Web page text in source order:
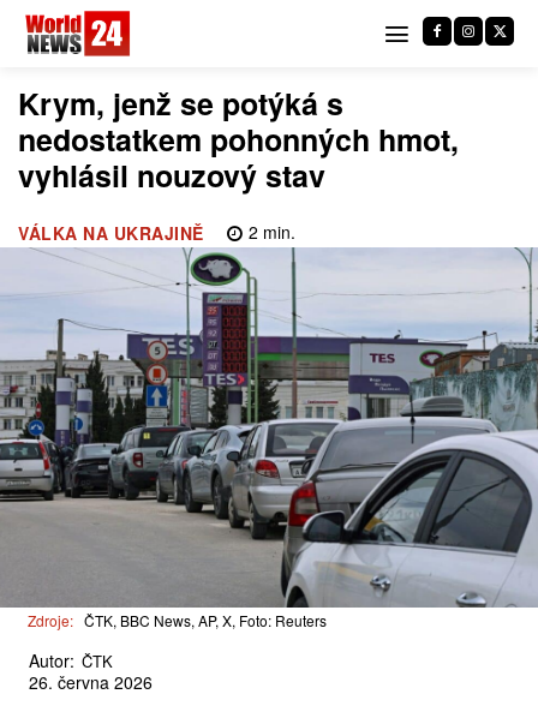
Krym, jenž se potýká s
nedostatkem pohonných hmot,
vyhlásil nouzový stav
VÁLKA NA UKRAJINĚ 2 min.
Zdroje: ČTK, BBC News, AP, X, Foto: Reuters
Autor: ČTK
26. června 2026